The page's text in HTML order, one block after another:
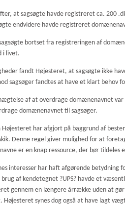
at sagsøgte havde registreret ca. 200
endvidere havde registreret
bortset fra registreringen af
i livet.
fandt Højesteret, at sagsøgte ikke
sagsøger fandtes at have et klart behov
af at overdrage domænenavnet
domænenavnet til sagsøger.
Højesteret har afgjort på baggrund af
Denne regel giver mulighed for at
er en knap ressource, der bør
interesser har haft afgørende
brug af kendetegnet ?UPS? havde et
gennem en længere årrække uden at
synes dog også at have lagt